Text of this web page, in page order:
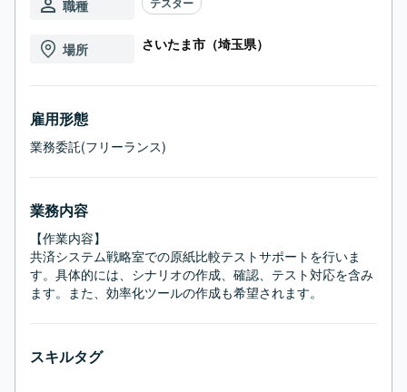
職種
場所 さいたま市（埼玉県）
雇用形態
業務委託(フリーランス)
業務内容
【作業内容】
共済システム戦略室での原紙比較テストサポートを行いま
す。具体的には、シナリオの作成、確認、テスト対応を含み
ます。また、効率化ツールの作成も希望されます。
スキルタグ